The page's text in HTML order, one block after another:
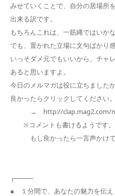
みせていくことで、自分の居場所
出来る訳です。
もちろんこれは、一筋縄ではいか
でも、置かれた立場に文句ばかり
いっそダメ元でもいいから、チャ
あると思いますよ。
今日のメルマガは役に立ちました
良かったらクリックしてください。
→ http://clap.mag2.com/
※コメントも書けるようです。
もし良かったら一言声かけて
┌────
● １分間で、あなたの魅力を伝え